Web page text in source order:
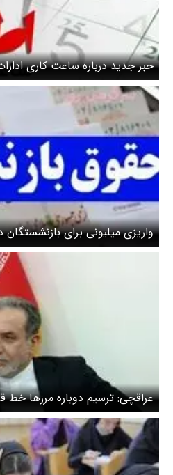
خبر جدید درباره ساعت‌ کاری
برای کاهش ساعت کاری
واریزی میلیونی برای
کسانی هستند؟
عراقچی: ترسیم دوباره مرزها خط